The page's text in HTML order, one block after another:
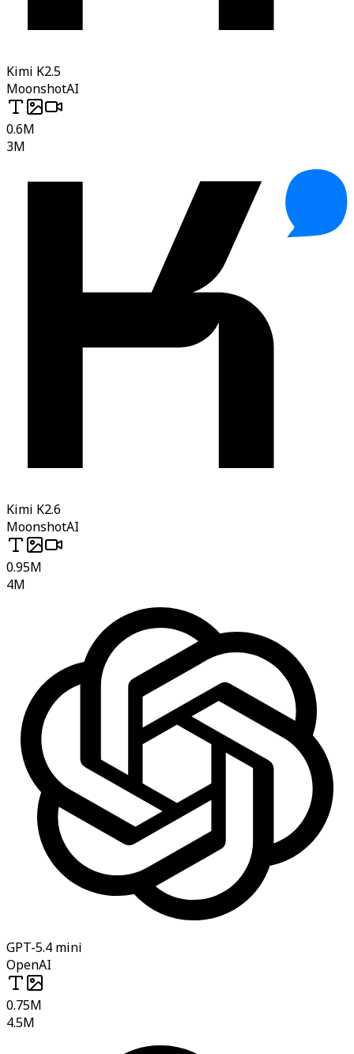
Kimi K2.5
MoonshotAI
0.6M
3M
Kimi K2.6
MoonshotAI
0.95M
4M
GPT-5.4 mini
OpenAI
0.75M
4.5M